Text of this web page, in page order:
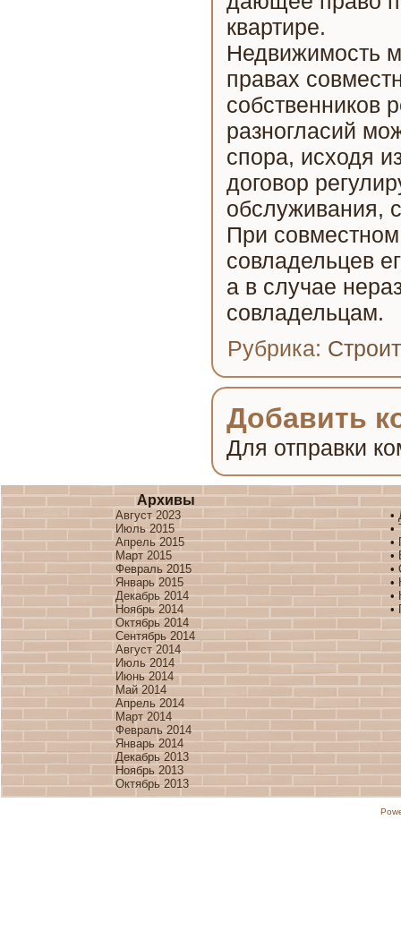
квартире.
Недвижимость
правах
собственников
разногласий
спора, исходя
договор
обслуживания,
При
совладельцев
а в случае
совладельцам.
Рубрика:
Добавить
Для отправки
Архивы
Август 2023
Июль 2015
Апрель 2015
Март 2015
Февраль 2015
Январь 2015
Декабрь 2014
Ноябрь 2014
Октябрь 2014
Сентябрь 2014
Август 2014
Июль 2014
Июнь 2014
Май 2014
Апрель 2014
Март 2014
Февраль 2014
Январь 2014
Декабрь 2013
Ноябрь 2013
Октябрь 2013
•
•
•
•
•
•
•
•